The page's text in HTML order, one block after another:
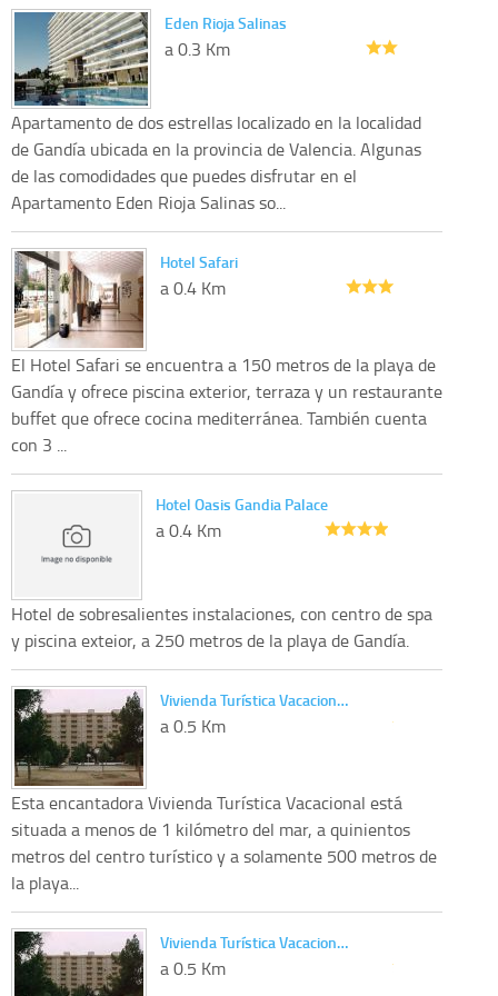
Eden Rioja Salinas
a 0.3 Km
Apartamento de dos estrellas localizado en la localidad
de Gandía ubicada en la provincia de Valencia. Algunas
de las comodidades que puedes disfrutar en el
Apartamento Eden Rioja Salinas so...
Hotel Safari
a 0.4 Km
El Hotel Safari se encuentra a 150 metros de la playa de
Gandía y ofrece piscina exterior, terraza y un restaurante
buffet que ofrece cocina mediterránea. También cuenta
con 3 ...
Hotel Oasis Gandia Palace
a 0.4 Km
Hotel de sobresalientes instalaciones, con centro de spa
y piscina exteior, a 250 metros de la playa de Gandía.
Vivienda Turística Vacacion…
a 0.5 Km
Esta encantadora Vivienda Turística Vacacional está
situada a menos de 1 kilómetro del mar, a quinientos
metros del centro turístico y a solamente 500 metros de
la playa...
Vivienda Turística Vacacion…
a 0.5 Km